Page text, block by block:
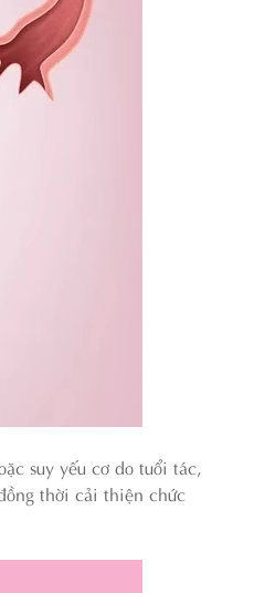
suy yếu cơ do tuổi tác,
thời cải thiện chức